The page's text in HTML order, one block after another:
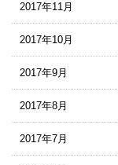
2017年11月
2017年10月
2017年9月
2017年8月
2017年7月